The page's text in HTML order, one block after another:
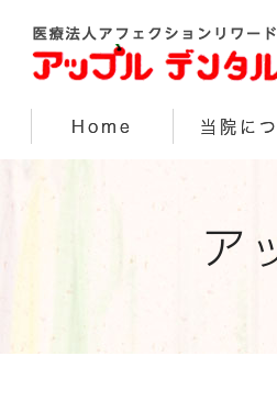
Home 当院に
ア